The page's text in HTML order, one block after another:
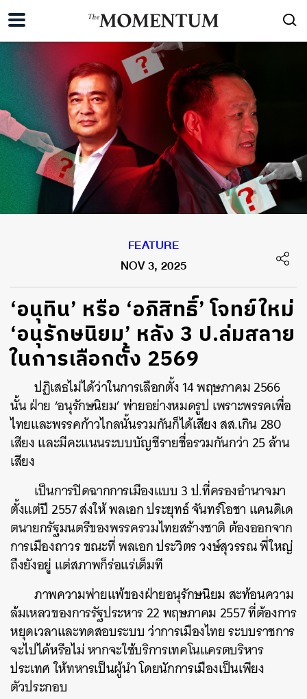
FEATURE
NOV 3, 2025
‘อนุทิน’ หรือ ‘อภิสิทธิ์’ โจทย์ใหม่
‘อนุรักษนิยม’ หลัง 3 ป.ล่มสลาย
ในการเลือกตั้ง 2569
ปฏิเสธไม่ได้ว่าในการเลือกตั้ง 14 พฤษภาคม 2566
นั้น ฝ่าย ‘อนุรักษนิยม’ พ่ายอย่างหมดรูป เพราะพรรคเพื่อ
ไทยและพรรคก้าวไกลนั้นรวมกันก็ได้เสียง สส.เกิน 280
เสียง และมีคะแนนระบบบัญชีรายชื่อรวมกันกว่า 25 ล้าน
เสียง
เป็นการปิดฉากการเมืองแบบ 3 ป.ที่ครองอำนาจมา
ตั้งแต่ปี 2557 ส่งให้ พลเอก ประยุทธ์ จันทร์โอชา แคนดิเด
ตนายกรัฐมนตรีของพรรครวมไทยสร้างชาติ ต้องออกจาก
การเมืองถาวร ขณะที่ พลเอก ประวิตร วงษ์สุวรรณ พี่ใหญ่
ถึงยังอยู่ แต่สภาพก็ร่อแร่เต็มที
ภาพความพ่ายแพ้ของฝ่ายอนุรักษนิยม สะท้อนความ
ล้มเหลวของการรัฐประหาร 22 พฤษภาคม 2557 ที่ต้องการ
หยุดเวลาและทดสอบระบบ ว่าการเมืองไทย ระบบราชการ
จะไปได้หรือไม่ หากจะใช้บริการเทคโนแครตบริหาร
ประเทศ ให้ทหารเป็นผู้นำ โดยนักการเมืองเป็นเพียง
ตัวประกอบ